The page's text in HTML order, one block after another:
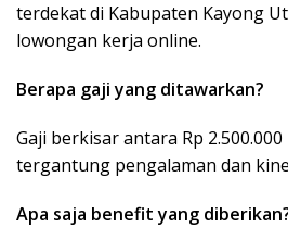
terdekat di Kabupaten Kayong
lowongan kerja online.
Berapa gaji yang ditawarkan?
Gaji berkisar antara Rp 2.500.000
tergantung pengalaman dan
Apa saja benefit yang